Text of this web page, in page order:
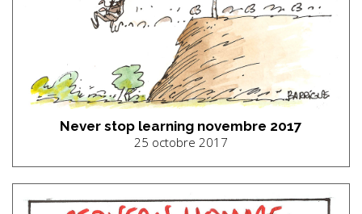
Never stop learning novembre 2017
25 octobre 2017